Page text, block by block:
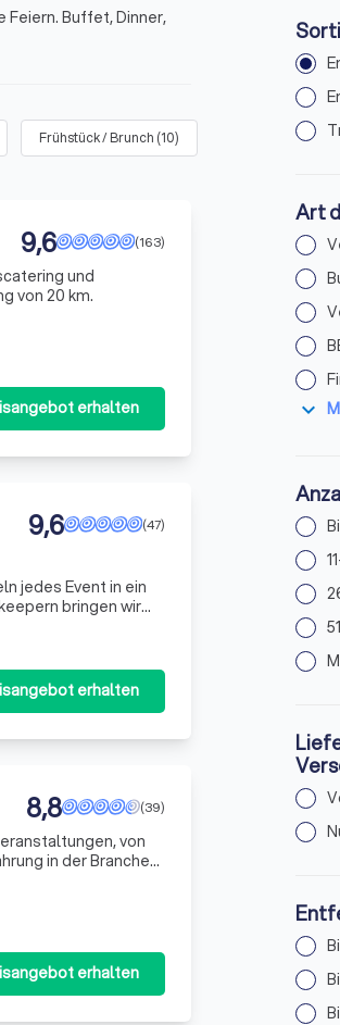
Feiern. Buffet, Dinner,
Frühstück / Brunch (10) )
(163)
9,6
und
von 20 km.
erhalten
(47)
9,6
jedes Event in ein
bringen wir
Unsere Le
erhalten
(39)
8,8
von
in der Branche
erhalten
Art
expand_more